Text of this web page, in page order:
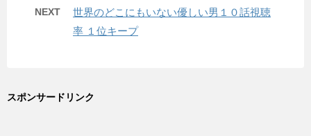
NEXT
世界のどこにもいない優しい男１０話視聴
率 １位キープ
スポンサードリンク